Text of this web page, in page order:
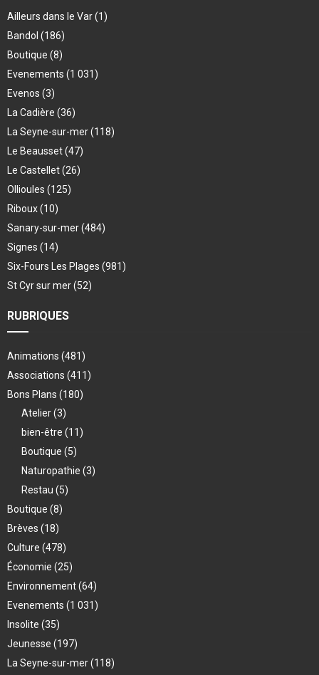
Ailleurs dans le Var(1)
Bandol (186)
Boutique (8)
Evenements (1 031)
Evenos (3)
La Cadière (36)
La Seyne-sur-mer(118)
Le Beausset(47)
Le Castellet(26)
Ollioules (125)
Riboux(10)
Sanary-sur-mer(484)
Signes (14)
Six-Fours Les Plages (981)
St Cyr sur mer(52)
RUBRIQUES
Animations (481)
Associations (411)
Bons Plans (180)
Atelier(3)
bien-être (11)
Boutique (5)
Naturopathie (3)
Restau (5)
Boutique (8)
Brèves (18)
Culture (478)
Économie (25)
Environnement(64)
Evenements (1 031)
Insolite (35)
Jeunesse (197)
La Seyne-sur-mer(118)